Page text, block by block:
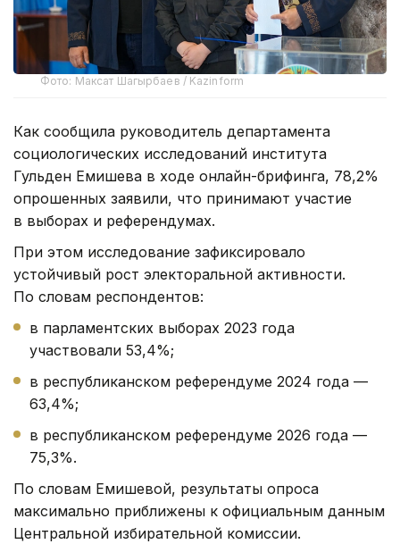
Фото: Максат Шагырбаев / Kazinform
Как сообщила руководитель департамента
социологических исследований института
Гульден Емишева в ходе онлайн-брифинга, 78,2%
опрошенных заявили, что принимают участие
в выборах и референдумах.
При этом исследование зафиксировало
устойчивый рост электоральной активности.
По словам респондентов:
в парламентских выборах 2023 года
участвовали 53,4%;
в республиканском референдуме 2024 года —
63,4%;
в республиканском референдуме 2026 года —
75,3%.
По словам Емишевой, результаты опроса
максимально приближены к официальным данным
Центральной избирательной комиссии.